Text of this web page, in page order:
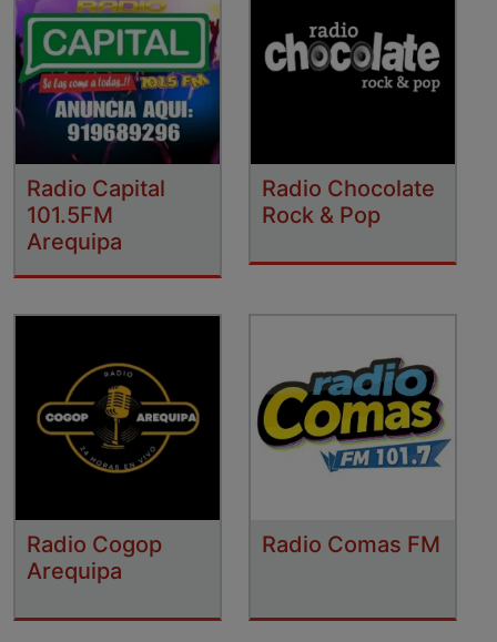
Radio Capital
101.5FM
Arequipa
Radio Chocolate
Rock & Pop
Radio Cogop
Arequipa
Radio Comas FM